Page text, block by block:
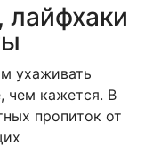
ухаживать
чем кажется. В
пропиток от